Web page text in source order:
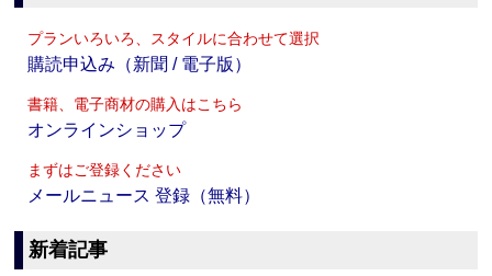
プランいろいろ、スタイルに合わせて選択
購読申込み（新聞 / 電子版）
書籍、電子商材の購入はこちら
オンラインショップ
まずはご登録ください
メールニュース 登録（無料）
新着記事